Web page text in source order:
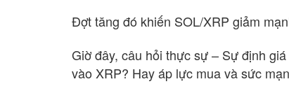
Đợt tăng đó khiến SOL/XRP giảm
Giờ đây, câu hỏi thực sự – Sự định
vào XRP? Hay áp lực mua và sức